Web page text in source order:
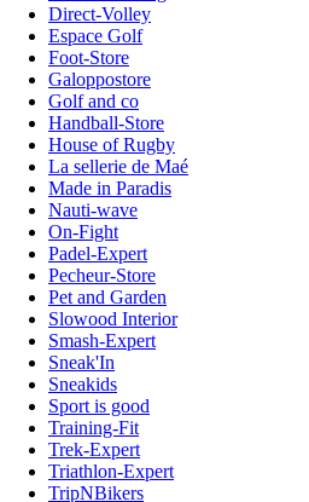
Direct-Volley
Espace Golf
Foot-Store
Galoppostore
Golf and co
Handball-Store
House of Rugby
La sellerie de Maé
Made in Paradis
Nauti-wave
On-Fight
Padel-Expert
Pecheur-Store
Pet and Garden
Slowood Interior
Smash-Expert
Sneak'In
Sneakids
Sport is good
Training-Fit
Trek-Expert
Triathlon-Expert
TripNBikers